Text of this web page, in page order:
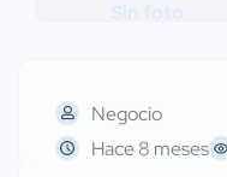
Negocio
Hace 8 meses